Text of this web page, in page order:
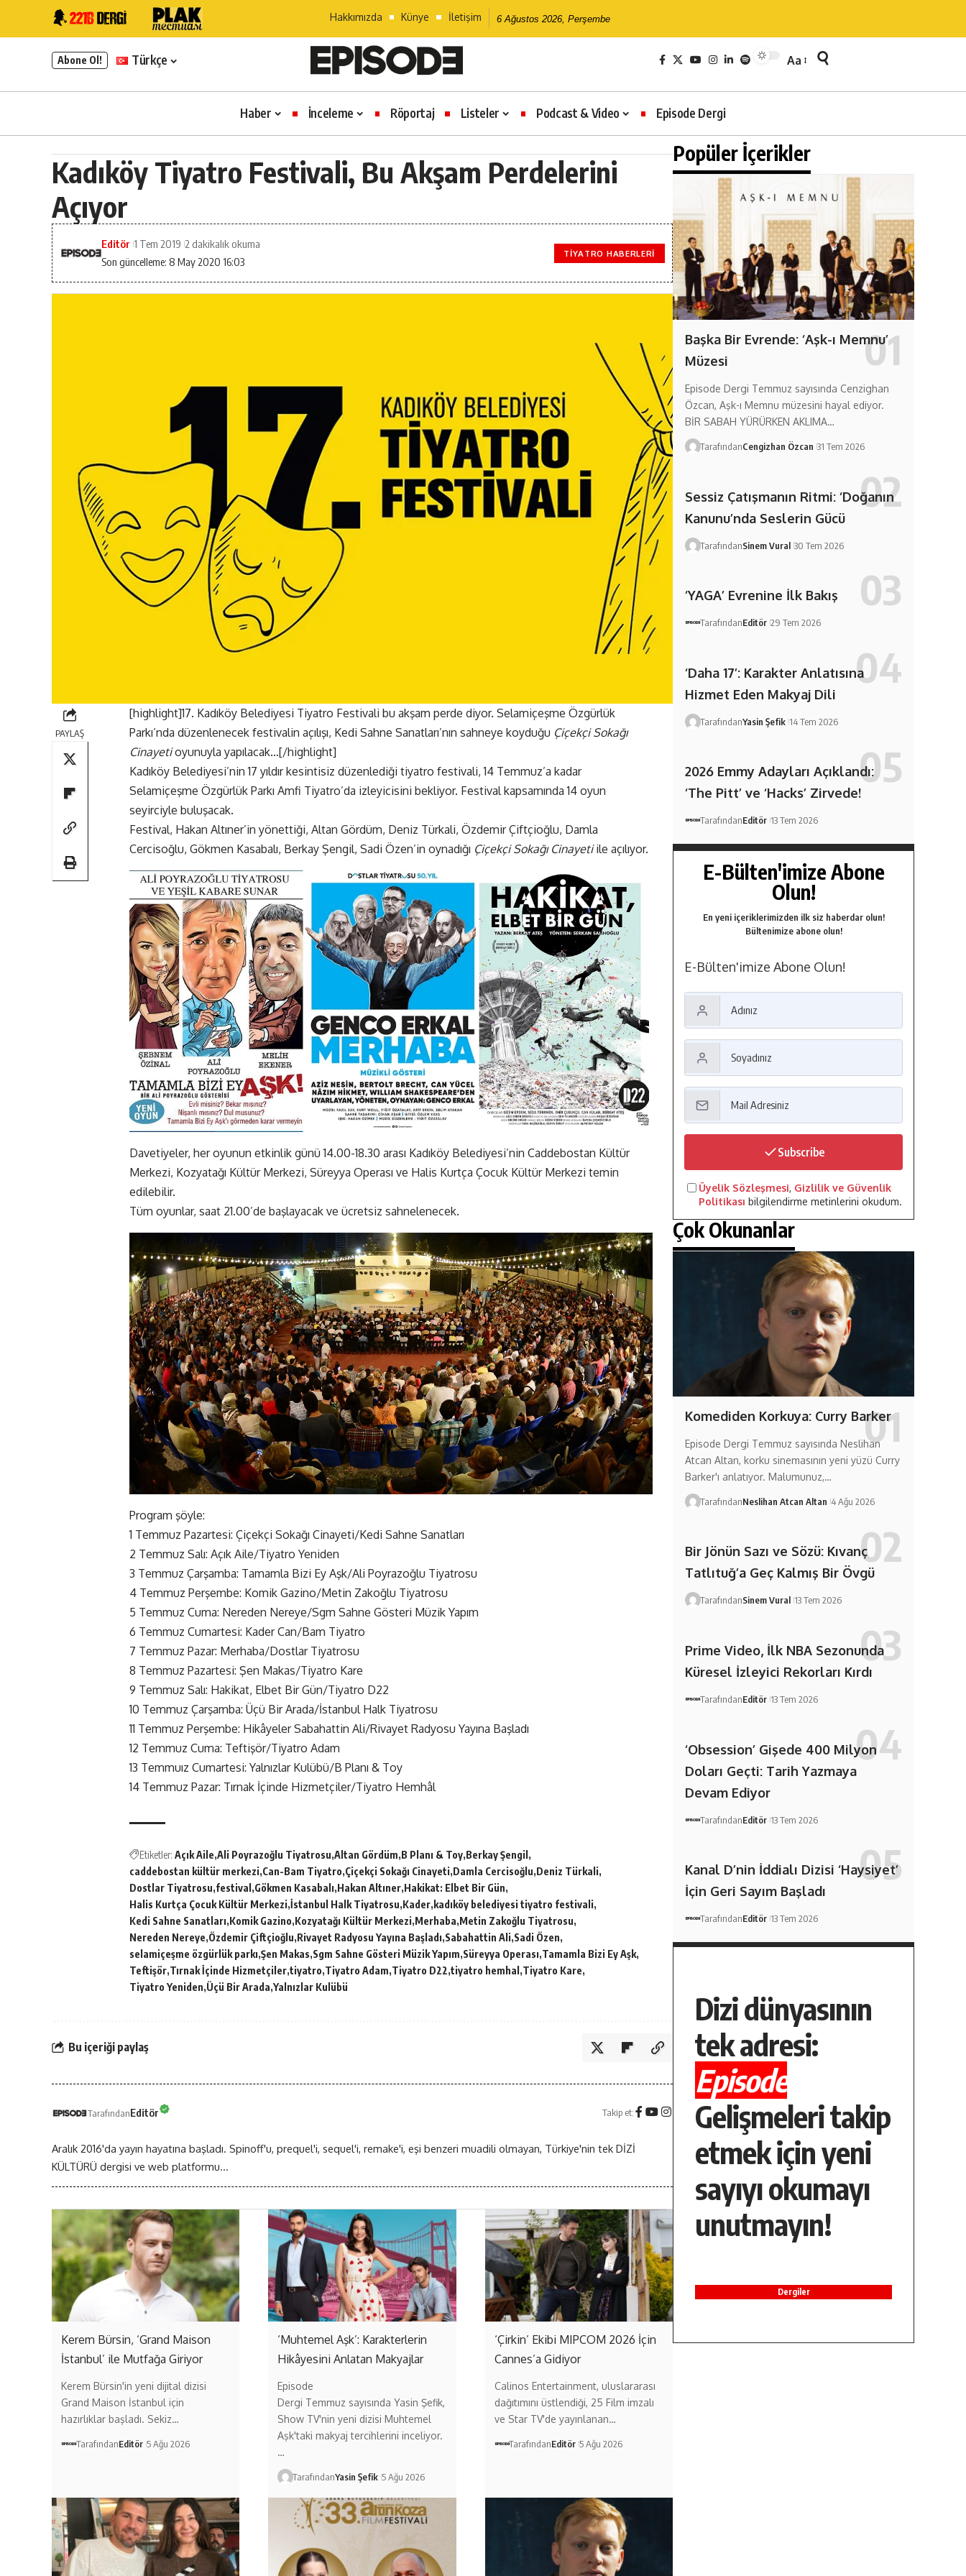
Hakkımızda Künye İletişim 6 Ağustos 2026, Perşembe
Abone Ol! Türkçe Aa
Haber İnceleme Röportaj Listeler Podcast & Video Episode Dergi
Kadıköy Tiyatro Festivali, Bu Akşam Perdelerini
Açıyor
Son güncelleme: 8 May 2020 16:03
Editör 1 Tem 2019 2 dakikalık okuma
TIYATRO HABERLERI
PAYLAŞ
[highlight]17. Kadıköy Belediyesi Tiyatro Festivali bu akşam perde diyor. Selamiçeşme Özgürlük
Parkı’nda düzenlenecek festivalin açılışı, Kedi Sahne Sanatları’nın sahneye koyduğu Çiçekçi Sokağı
Cinayetioyunuyla yapılacak…[/highlight]
Kadıköy Belediyesi’nin 17 yıldır kesintisiz düzenlediği tiyatro festivali, 14 Temmuz’a kadar
Selamiçeşme Özgürlük Parkı Amfi Tiyatro’da izleyicisini bekliyor. Festival kapsamında 14 oyun
seyirciyle buluşacak.
Festival, Hakan Altıner’in yönettiği, Altan Gördüm, Deniz Türkali, Özdemir Çiftçioğlu, Damla
Cercisoğlu, Gökmen Kasabalı, Berkay Şengil, Sadi Özen’in oynadığı Çiçekçi Sokağı Cinayetiile açılıyor.
Davetiyeler, her oyunun etkinlik günü 14.00-18.30 arası Kadıköy Belediyesi’nin Caddebostan Kültür
Merkezi, Kozyatağı Kültür Merkezi, Süreyya Operası ve Halis Kurtça Çocuk Kültür Merkezi temin
edilebilir.
Tüm oyunlar, saat 21.00’de başlayacak ve ücretsiz sahnelenecek.
Program şöyle:
1 Temmuz Pazartesi: Çiçekçi Sokağı Cinayeti/Kedi Sahne Sanatları
2 Temmuz Salı: Açık Aile/Tiyatro Yeniden
3 Temmuz Çarşamba: Tamamla Bizi Ey Aşk/Ali Poyrazoğlu Tiyatrosu
4 Temmuz Perşembe: Komik Gazino/Metin Zakoğlu Tiyatrosu
5 Temmuz Cuma: Nereden Nereye/Sgm Sahne Gösteri Müzik Yapım
6 Temmuz Cumartesi: Kader Can/Bam Tiyatro
7 Temmuz Pazar: Merhaba/Dostlar Tiyatrosu
8 Temmuz Pazartesi: Şen Makas/Tiyatro Kare
9 Temmuz Salı: Hakikat, Elbet Bir Gün/Tiyatro D22
10 Temmuz Çarşamba: Üçü Bir Arada/İstanbul Halk Tiyatrosu
11 Temmuz Perşembe: Hikâyeler Sabahattin Ali/Rivayet Radyosu Yayına Başladı
12 Temmuz Cuma: Teftişör/Tiyatro Adam
13 Temmuız Cumartesi: Yalnızlar Kulübü/B Planı & Toy
14 Temmuz Pazar: Tırnak İçinde Hizmetçiler/Tiyatro Hemhâl
Etiketler: Açık Aile Ali Poyrazoğlu Tiyatrosu Altan Gördüm B Planı & Toy Berkay Şengil
caddebostan kültür merkezi Can-Bam Tiyatro Çiçekçi Sokağı Cinayeti Damla Cercisoğlu Deniz Türkali
Dostlar Tiyatrosu festival Gökmen Kasabalı Hakan Altıner Hakikat: Elbet Bir Gün
Halis Kurtça Çocuk Kültür Merkezi İstanbul Halk Tiyatrosu Kader kadıköy belediyesi tiyatro festivali
Kedi Sahne Sanatları Komik Gazino Kozyatağı Kültür Merkezi Merhaba Metin Zakoğlu Tiyatrosu
Nereden Nereye Özdemir Çiftçioğlu Rivayet Radyosu Yayına Başladı Sabahattin Ali Sadi Özen
selamiçeşme özgürlük parkı Şen Makas Sgm Sahne Gösteri Müzik Yapım Süreyya Operası Tamamla Bizi Ey Aşk
Teftişör Tırnak İçinde Hizmetçiler tiyatro Tiyatro Adam Tiyatro D22 tiyatro hemhal Tiyatro Kare
Tiyatro Yeniden Üçü Bir Arada Yalnızlar Kulübü
Bu içeriği paylaş
TarafındanEditör Takip et:
Aralık 2016'da yayın hayatına başladı. Spinoff'u, prequel'i, sequel'i, remake'i, eşi benzeri muadili olmayan, Türkiye'nin tek DİZİ
KÜLTÜRÜ dergisi ve web platformu...
Kerem Bürsin, ‘Grand Maison
İstanbul’ ile Mutfağa Giriyor
Kerem Bürsin'in yeni dijital dizisi
Grand Maison İstanbul için
hazırlıklar başladı. Sekiz…
TarafındanEditör 5 Ağu 2026
‘Muhtemel Aşk’: Karakterlerin
Hikâyesini Anlatan Makyajlar
Episode
Dergi Temmuz sayısında Yasin Şefik,
Show TV'nin yeni dizisi Muhtemel
Aşk'taki makyaj tercihlerini inceliyor.
…
TarafındanYasin Şefik 5 Ağu 2026
‘Çirkin’ Ekibi MIPCOM 2026 İçin
Cannes’a Gidiyor
Calinos Entertainment, uluslararası
dağıtımını üstlendiği, 25 Film imzalı
ve Star TV'de yayınlanan…
TarafındanEditör 5 Ağu 2026
Popüler İçerikler
Başka Bir Evrende: ‘Aşk-ı Memnu’
Müzesi
Episode Dergi Temmuz sayısında Cenzighan
Özcan, Aşk-ı Memnu müzesini hayal ediyor.
BİR SABAH YÜRÜRKEN AKLIMA…
TarafındanCengizhan Özcan 31 Tem 2026
Sessiz Çatışmanın Ritmi: ‘Doğanın
Kanunu’nda Seslerin Gücü
TarafındanSinem Vural 30 Tem 2026
‘YAGA’ Evrenine İlk Bakış
TarafındanEditör 29 Tem 2026
‘Daha 17’: Karakter Anlatısına
Hizmet Eden Makyaj Dili
TarafındanYasin Şefik 14 Tem 2026
2026 Emmy Adayları Açıklandı:
‘The Pitt’ ve ‘Hacks’ Zirvede!
TarafındanEditör 13 Tem 2026
E-Bülten'imize Abone
Olun!
En yeni içeriklerimizden ilk siz haberdar olun!
Bültenimize abone olun!
E-Bülten'imize Abone Olun!
Subscribe
Üyelik Sözleşmesi, Gizlilik ve Güvenlik
Politikası bilgilendirme metinlerini okudum.
Çok Okunanlar
Komediden Korkuya: Curry Barker
Episode Dergi Temmuz sayısında Neslihan
Atcan Altan, korku sinemasının yeni yüzü Curry
Barker'ı anlatıyor. Malumunuz,…
TarafındanNeslihan Atcan Altan 4 Ağu 2026
Bir Jönün Sazı ve Sözü: Kıvanç
Tatlıtuğ’a Geç Kalmış Bir Övgü
TarafındanSinem Vural 13 Tem 2026
Prime Video, İlk NBA Sezonunda
Küresel İzleyici Rekorları Kırdı
TarafındanEditör 13 Tem 2026
‘Obsession’ Gişede 400 Milyon
Doları Geçti: Tarih Yazmaya
Devam Ediyor
TarafındanEditör 13 Tem 2026
Kanal D’nin İddialı Dizisi ‘Haysiyet’
İçin Geri Sayım Başladı
TarafındanEditör 13 Tem 2026
Dizi dünyasının
tek adresi:
Episode
Gelişmeleri takip
etmek için yeni
sayıyı okumayı
unutmayın!
Dergiler